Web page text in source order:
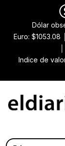
Dólar
Euro: $1053.08
Indice de